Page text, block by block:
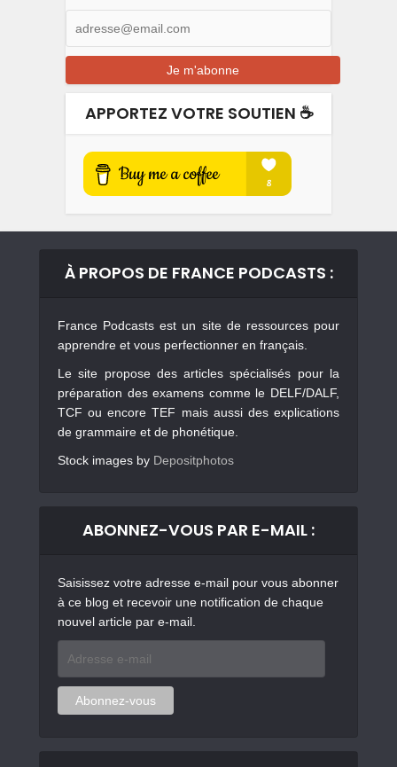
APPORTEZ VOTRE SOUTIEN ☕️
À PROPOS DE FRANCE PODCASTS :
France Podcasts est un site de ressources pour
apprendre et vous perfectionner en français.
Le site propose des articles spécialisés pour la
préparation des examens comme le DELF/DALF,
TCF ou encore TEF mais aussi des explications
de grammaire et de phonétique.
Stock images by Depositphotos
ABONNEZ-VOUS PAR E-MAIL :
Saisissez votre adresse e-mail pour vous abonner
à ce blog et recevoir une notification de chaque
nouvel article par e-mail.
mail
Abonnez-vous